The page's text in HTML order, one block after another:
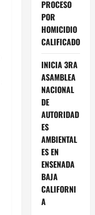
PROCESO
POR
HOMICIDIO
CALIFICADO
INICIA 3RA
ASAMBLEA
NACIONAL
DE
AUTORIDAD
ES
AMBIENTAL
ES EN
ENSENADA
BAJA
CALIFORNI
A